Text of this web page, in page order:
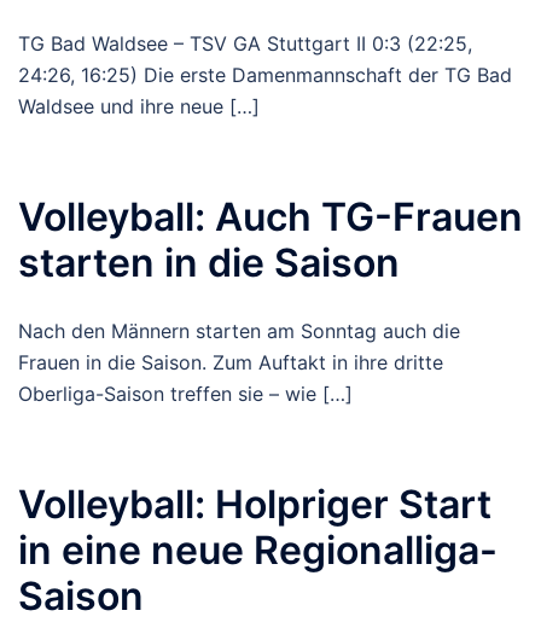
TG Bad Waldsee – TSV GA Stuttgart II 0:3 (22:25,
24:26, 16:25) Die erste Damenmannschaft der TG Bad
Waldsee und ihre neue […]
Volleyball: Auch TG-Frauen
starten in die Saison
Nach den Männern starten am Sonntag auch die
Frauen in die Saison. Zum Auftakt in ihre dritte
Oberliga-Saison treffen sie – wie […]
Volleyball: Holpriger Start
in eine neue Regionalliga-
Saison